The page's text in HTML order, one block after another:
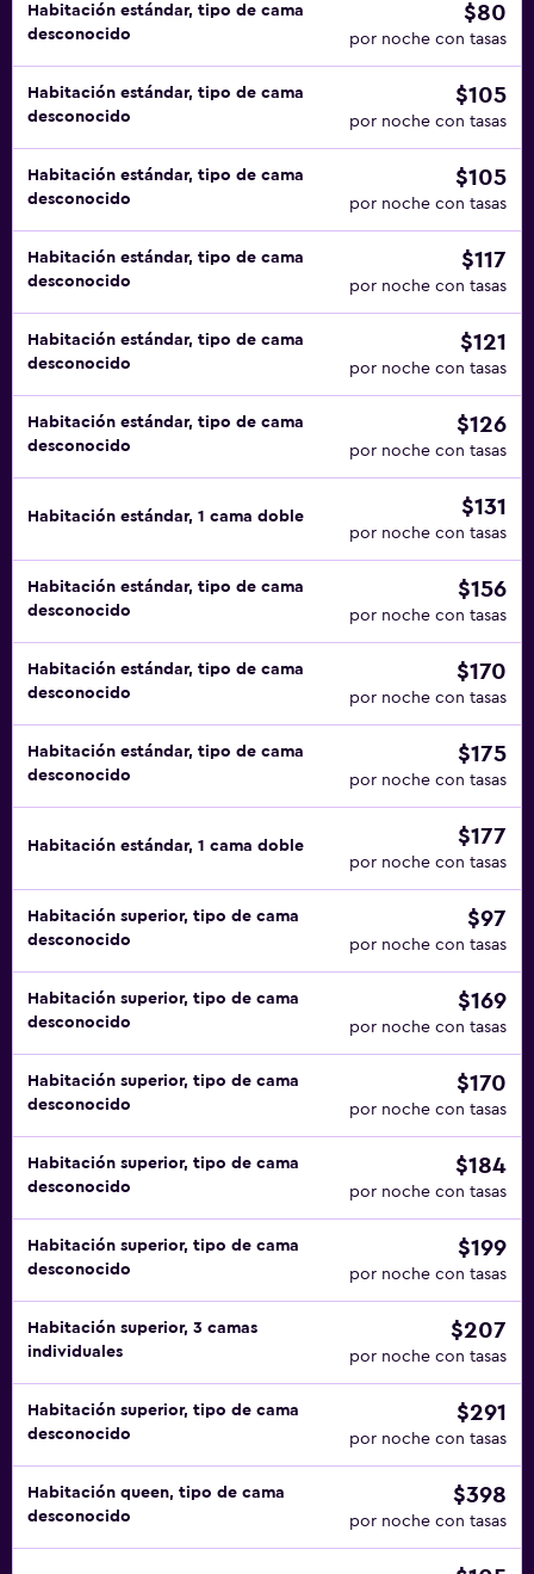
Habitación estándar, tipo de cama
desconocido
$80
por noche con tasas
Habitación estándar, tipo de cama
desconocido
$105
por noche con tasas
Habitación estándar, tipo de cama
desconocido
$105
por noche con tasas
Habitación estándar, tipo de cama
desconocido
$117
por noche con tasas
Habitación estándar, tipo de cama
desconocido
$121
por noche con tasas
Habitación estándar, tipo de cama
desconocido
$126
por noche con tasas
Habitación estándar, 1 cama doble $131
por noche con tasas
Habitación estándar, tipo de cama
desconocido
$156
por noche con tasas
Habitación estándar, tipo de cama
desconocido
$170
por noche con tasas
Habitación estándar, tipo de cama
desconocido
$175
por noche con tasas
Habitación estándar, 1 cama doble $177
por noche con tasas
Habitación superior, tipo de cama
desconocido
$97
por noche con tasas
Habitación superior, tipo de cama
desconocido
$169
por noche con tasas
Habitación superior, tipo de cama
desconocido
$170
por noche con tasas
Habitación superior, tipo de cama
desconocido
$184
por noche con tasas
Habitación superior, tipo de cama
desconocido
$199
por noche con tasas
Habitación superior, 3 camas
individuales
$207
por noche con tasas
Habitación superior, tipo de cama
desconocido
$291
por noche con tasas
Habitación queen, tipo de cama
desconocido
$398
por noche con tasas